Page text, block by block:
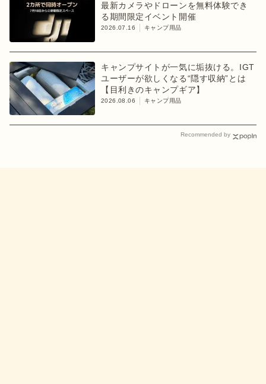
最新カメラやドローンを無料体験でき
る期間限定イベント開催
2026.07.16 キャンプ用品
キャンプサイトが一気に垢抜ける。IGT
ユーザーが欲しくなる“隠す収納”とは
【目利きのキャンプギア】
2026.08.06 キャンプ用品
Recommended by